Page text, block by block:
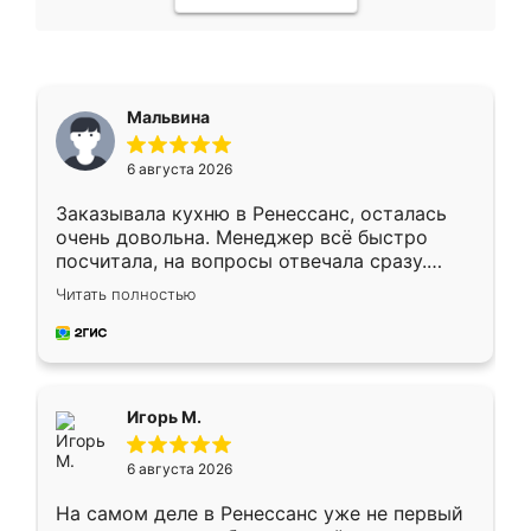
Мальвина
6 августа 2026
Заказывала кухню в Ренессанс, осталась
очень довольна. Менеджер всё быстро
посчитала, на вопросы отвечала сразу.
Замерщик приехал в субботу, подошёл к
делу со всей ответственностью. Собрали
за день, ребята работали аккуратно, даже
Читать полностью
Игорь М.
6 августа 2026
На самом деле в Ренессанс уже не первый